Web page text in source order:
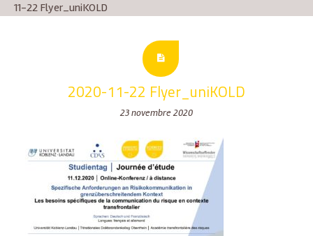
11-22 Flyer_uniKOLD
2020-11-22 Flyer_uniKOLD
23 novembre 2020